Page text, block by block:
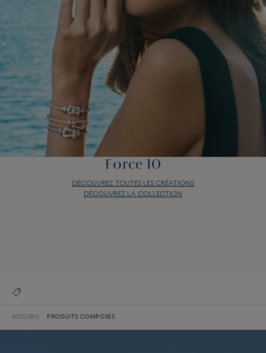
Force 10
DÉCOUVREZ TOUTES LES CRÉATIONS
DÉCOUVREZ LA COLLECTION
ACCUEIL PRODUITS COMPOSÉS